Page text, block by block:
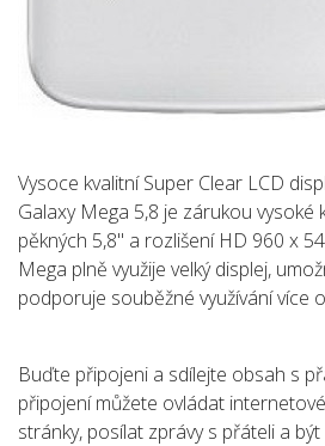
Vysoce kvalitní Super Clear LCD
Galaxy Mega 5,8 je zárukou vysoké
pěkných 5,8" a rozlišení HD 960 x
Mega plně využije velký displej,
podporuje souběžné využívání více
Buďte připojeni a sdílejte obsah s
připojení můžete ovládat
stránky, posílat zprávy s přáteli a